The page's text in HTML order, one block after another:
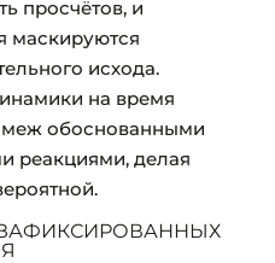
просчётов, и
маскируются
исхода.
на время
меж обоснованными
реакциями, делая